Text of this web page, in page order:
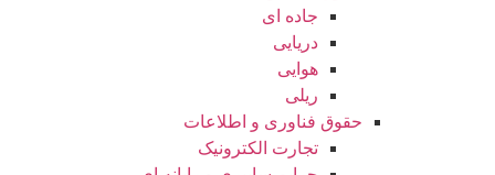
جاده ای
دریایی
هوایی
ریلی
حقوق فناوری و اطلاعات
تجارت الکترونیک